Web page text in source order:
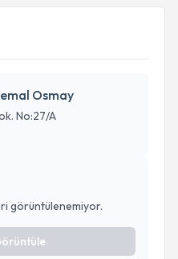
Osmay
No:27/A
görüntülenemiyor.